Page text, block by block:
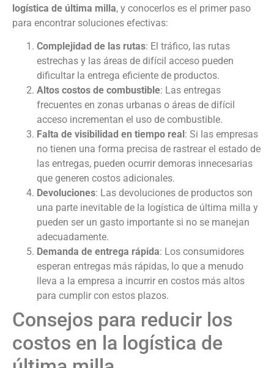
logística de última milla, y conocerlos es el primer paso
para encontrar soluciones efectivas:
Complejidad de las rutas: El tráfico, las rutas
estrechas y las áreas de difícil acceso pueden
dificultar la entrega eficiente de productos.
Altos costos de combustible: Las entregas
frecuentes en zonas urbanas o áreas de difícil
acceso incrementan el uso de combustible.
Falta de visibilidad en tiempo real: Si las empresas
no tienen una forma precisa de rastrear el estado de
las entregas, pueden ocurrir demoras innecesarias
que generen costos adicionales.
Devoluciones: Las devoluciones de productos son
una parte inevitable de la logística de última milla y
pueden ser un gasto importante si no se manejan
adecuadamente.
Demanda de entrega rápida: Los consumidores
esperan entregas más rápidas, lo que a menudo
lleva a la empresa a incurrir en costos más altos
para cumplir con estos plazos.
Consejos para reducir los
costos en la logística de